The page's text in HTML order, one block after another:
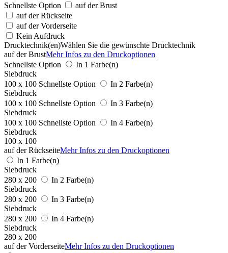
Schnellste Option
auf der Brust
auf der Rückseite
auf der Vorderseite
Kein Aufdruck
Drucktechnik(en)Wählen Sie die gewünschte Drucktechnik
auf der BrustMehr Infos zu den Druckoptionen
Schnellste Option
In 1 Farbe(n)
Siebdruck
100 x 100 Schnellste Option
In 2 Farbe(n)
Siebdruck
100 x 100 Schnellste Option
In 3 Farbe(n)
Siebdruck
100 x 100 Schnellste Option
In 4 Farbe(n)
Siebdruck
100 x 100
auf der RückseiteMehr Infos zu den Druckoptionen
In 1 Farbe(n)
Siebdruck
280 x 200
In 2 Farbe(n)
Siebdruck
280 x 200
In 3 Farbe(n)
Siebdruck
280 x 200
In 4 Farbe(n)
Siebdruck
280 x 200
auf der VorderseiteMehr Infos zu den Druckoptionen